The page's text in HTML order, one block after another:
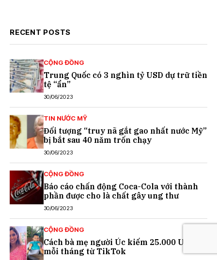
RECENT POSTS
CỘNG ĐỒNG
Trung Quốc có 3 nghìn tỷ USD dự trữ tiền
tệ “ẩn”
30/06/2023
TIN NƯỚC MỸ
Đối tượng “truy nã gắt gao nhất nước Mỹ”
bị bắt sau 40 năm trốn chạy
30/06/2023
CỘNG ĐỒNG
Báo cáo chấn động Coca-Cola với thành
phần được cho là chất gây ung thư
30/06/2023
CỘNG ĐỒNG
Cách bà mẹ người Úc kiếm 25.000 USD
mỗi tháng từ TikTok